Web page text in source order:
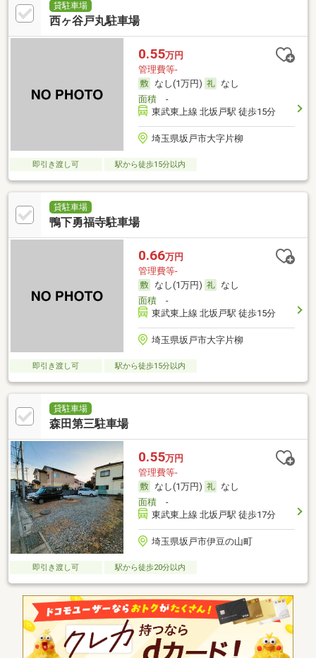
貸駐車場
西ヶ谷戸丸駐車場
0.55万円
管理費等-
なし(1万円)
なし
面積-
東武東上線 北坂戸駅 徒歩15分
埼玉県坂戸市大字片柳
即引き渡し可 駅から徒歩15分以内
貸駐車場
鴨下勇福寺駐車場
0.66万円
管理費等-
なし(1万円)
なし
面積-
東武東上線 北坂戸駅 徒歩15分
埼玉県坂戸市大字片柳
即引き渡し可 駅から徒歩15分以内
貸駐車場
森田第三駐車場
0.55万円
管理費等-
なし(1万円)
なし
面積-
東武東上線 北坂戸駅 徒歩17分
埼玉県坂戸市伊豆の山町
即引き渡し可 駅から徒歩20分以内